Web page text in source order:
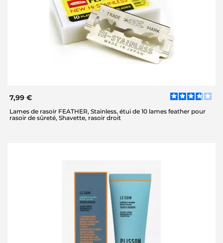
7,99 €
Lames de rasoir FEATHER, Stainless, étui de 10 lames feather pour
rasoir de sûreté, Shavette, rasoir droit